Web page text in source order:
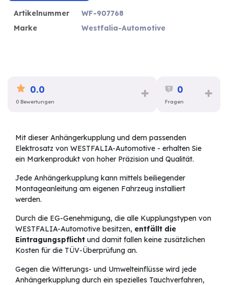
Artikelnummer
WF-907768
Marke
Westfalia-Automotive
0.0
0 Bewertungen
0
Fragen
Mit dieser Anhängerkupplung und dem passenden
Elektrosatz von WESTFALIA-Automotive - erhalten Sie
ein Markenprodukt von hoher Präzision und Qualität.
Jede Anhängerkupplung kann mittels beiliegender
Montageanleitung am eigenen Fahrzeug installiert
werden.
Durch die EG-Genehmigung, die alle Kupplungstypen von
WESTFALIA-Automotive besitzen, entfällt die
Eintragungspflicht und damit fallen keine zusätzlichen
Kosten für die TÜV-Überprüfung an.
Gegen die Witterungs- und Umwelteinflüsse wird jede
Anhängerkupplung durch ein spezielles Tauchverfahren,